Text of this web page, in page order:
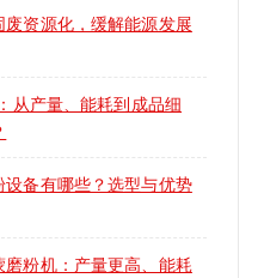
资源化，缓解能源发展
从产量、能耗到成品细
备有哪些？选型与优势
粉机：产量更高、能耗